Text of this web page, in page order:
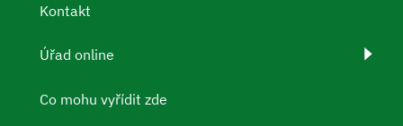
Kontakt
Úřad online
Co mohu vyřídit zde